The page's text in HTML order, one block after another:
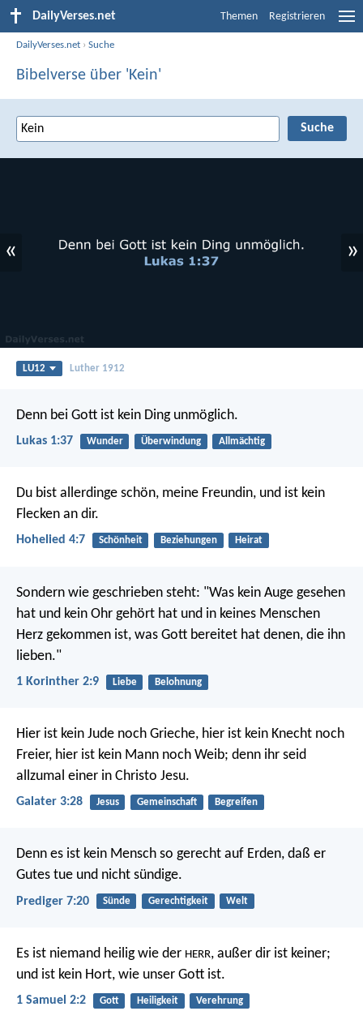
DailyVerses.net Themen Registrieren
DailyVerses.net ›Suche
Bibelverse über 'Kein'
« »
LU12 Luther 1912
Denn bei Gott ist kein Ding unmöglich.
Lukas 1:37 Wunder Überwindung Allmächtig
Du bist allerdinge schön, meine Freundin, und ist kein
Flecken an dir.
Hohelied 4:7 Schönheit Beziehungen Heirat
Sondern wie geschrieben steht: "Was kein Auge gesehen
hat und kein Ohr gehört hat und in keines Menschen
Herz gekommen ist, was Gott bereitet hat denen, die ihn
lieben."
1 Korinther 2:9 Liebe Belohnung
Hier ist kein Jude noch Grieche, hier ist kein Knecht noch
Freier, hier ist kein Mann noch Weib; denn ihr seid
allzumal einer in Christo Jesu.
Galater 3:28 Jesus Gemeinschaft Begreifen
Denn es ist kein Mensch so gerecht auf Erden, daß er
Gutes tue und nicht sündige.
Prediger 7:20 Sünde Gerechtigkeit Welt
Es ist niemand heilig wie der HERR, außer dir ist keiner;
und ist kein Hort, wie unser Gott ist.
1 Samuel 2:2 Gott Heiligkeit Verehrung